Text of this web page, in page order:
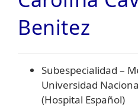
Benitez
Subespecialidad –
Universidad
(Hospital Español)